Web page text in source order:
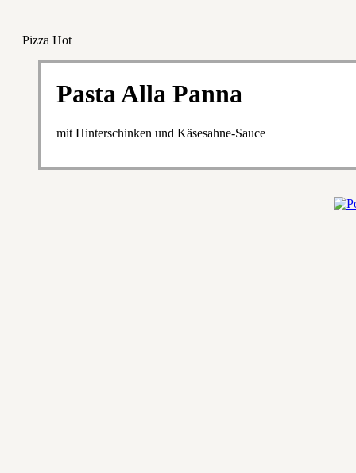
Pizza Hot
Pasta Alla Panna
mit Hinterschinken und Käsesahne-Sauce